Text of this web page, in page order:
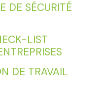
DE SÉCURITÉ
LIST
DE TRAVAIL